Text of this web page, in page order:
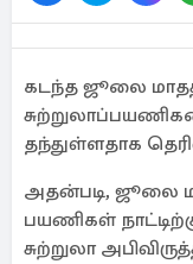
கடந்த ஜூலை
தந்துள்ளதாக
அதன்படி, ஜூலை
பயணிகள்
சுற்றுலா